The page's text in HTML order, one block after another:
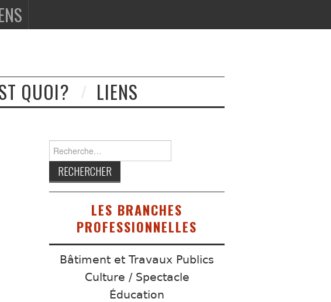
QUOI? LIENS
LES BRANCHES
PROFESSIONNELLES
Bâtiment et Travaux Publics
Culture / Spectacle
Éducation